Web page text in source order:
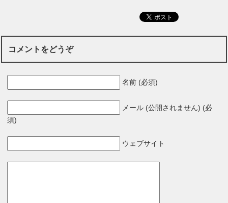
コメントをどうぞ
名前 (必須)
メール (公開されません) (必
須)
ウェブサイト